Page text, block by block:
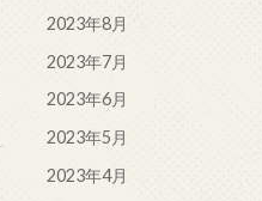
2023年8月
2023年7月
2023年6月
2023年5月
2023年4月